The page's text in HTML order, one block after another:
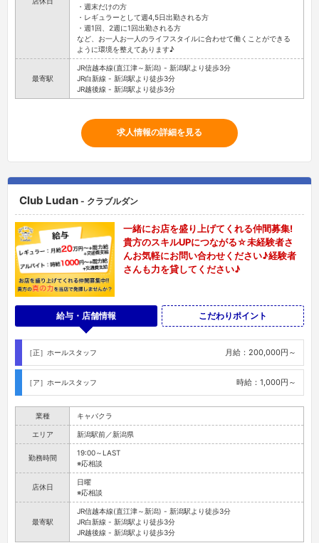
・週末だけの方
・レギュラーとして週4,5日出勤される方
・週1回、2週に1回出勤される方
など、お一人お一人のライフスタイルに合わせて働くことができる
ように環境を整えてあります♪
最寄駅
JR信越本線(直江津～新潟) - 新潟駅より徒歩3分
JR白新線 - 新潟駅より徒歩3分
JR越後線 - 新潟駅より徒歩3分
求人情報の詳細を見る
Club Ludan - クラブルダン
一緒にお店を盛り上げてくれる仲間募集!
貴方のスキルUPにつながる☆未経験者さ
んお気軽にお問い合わせください♪経験者
さんも力を貸してください♪
給与・店舗情報 こだわりポイント
［正］ホールスタッフ 月給：200,000円～
［ア］ホールスタッフ 時給：1,000円～
業種 キャバクラ
エリア 新潟駅前／新潟県
勤務時間
19:00～LAST
※応相談
店休日
日曜
※応相談
最寄駅
JR信越本線(直江津～新潟) - 新潟駅より徒歩3分
JR白新線 - 新潟駅より徒歩3分
JR越後線 - 新潟駅より徒歩3分